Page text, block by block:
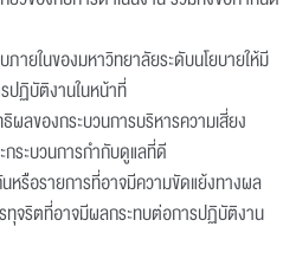
ายในของมหาวิทยาลัยระดับนโยบายให้มี
ปฏิบัติงานในหน้าที่
ลของกระบวนการบริหารความเสี่ยง
กระบวนการกำกับดูแลที่ดี
หรือรายการที่อาจมีความขัดแย้งทางผล
ทุจริตที่อาจมีผลกระทบต่อการปฏิบัติงาน